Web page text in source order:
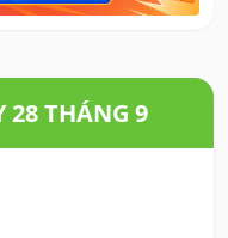
28 THÁNG 9